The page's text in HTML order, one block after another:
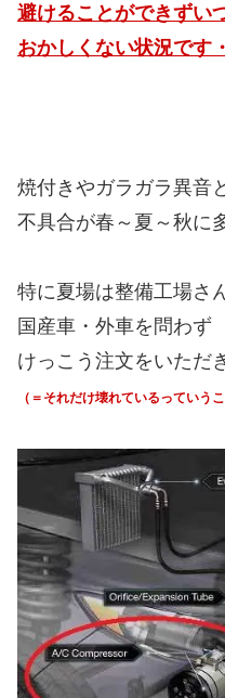
避けることができずい
おかしくない状況です
焼付きやガラガラ異音
不具合が春～夏～秋に
特に夏場は整備工場さ
国産車・外車を問わず
けっこう注文をいただ
（＝それだけ壊れているっていうこ